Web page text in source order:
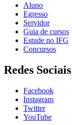
Aluno
Egresso
Servidor
Guia de cursos
Estude no IFG
Concursos
Redes Sociais
Facebook
Instagram
Twitter
YouTube